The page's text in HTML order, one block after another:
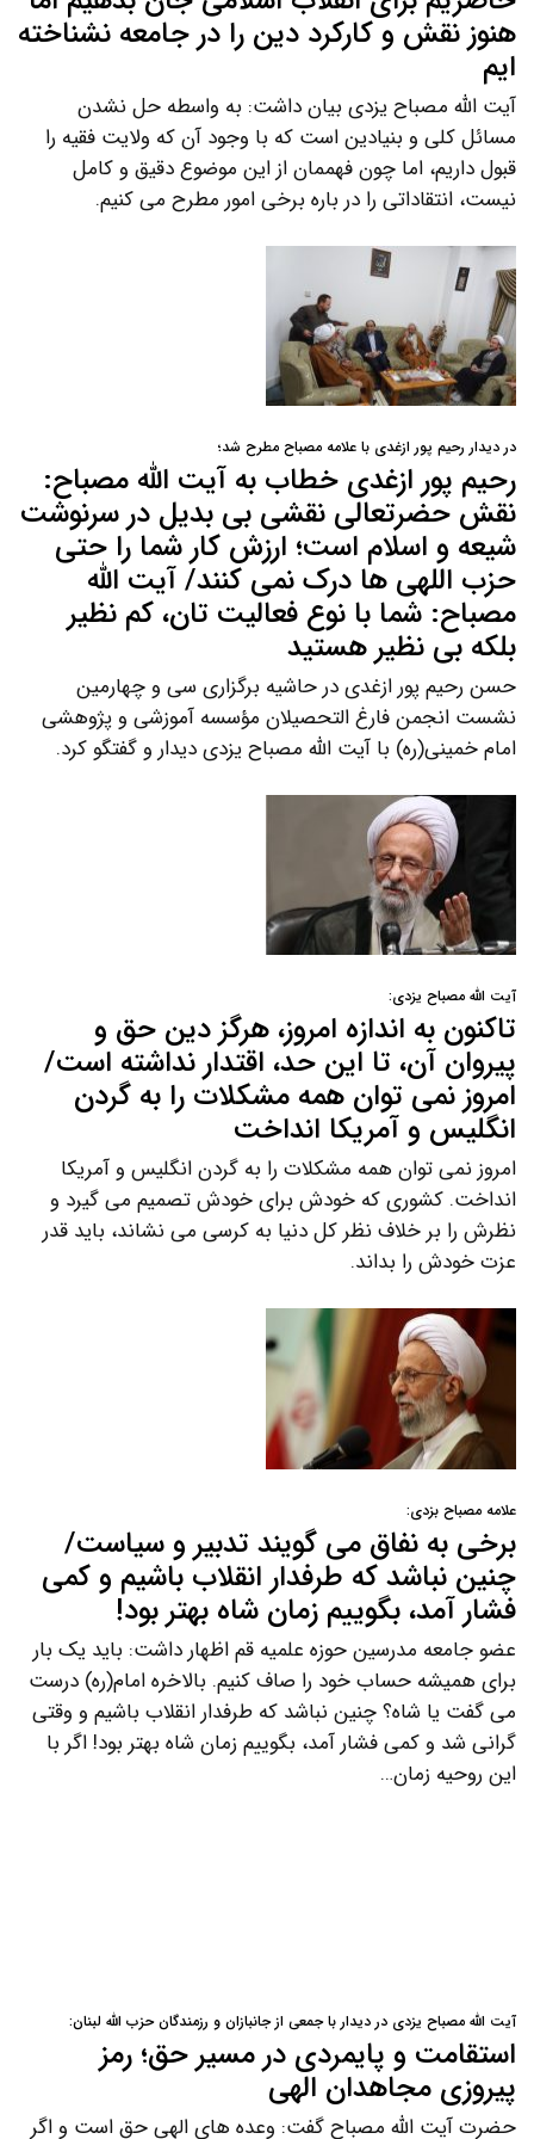
هنوز نقش و کارکرد دین را در جامعه نشناخته
ایم
آیت الله مصباح یزدی بیان داشت: به واسطه حل نشدن
مسائل کلی و بنیادین است که با وجود آن که ولایت فقیه را
قبول داریم، اما چون فهممان از این موضوع دقیق و کامل
نیست، انتقاداتی را در باره برخی امور مطرح می کنیم.
در دیدار رحیم پور ازغدی با علامه مصباح مطرح شد؛
رحیم پور ازغدی خطاب به آیت الله مصباح:
نقش حضرتعالی نقشی بی بدیل در سرنوشت
شیعه و اسلام است؛ ارزش کار شما را حتی
حزب اللهی ها درک نمی کنند/ آیت الله
مصباح: شما با نوع فعالیت تان، کم نظیر
بلکه بی نظیر هستید
حسن رحیم پور ازغدی در حاشیه برگزاری سی و چهارمین
نشست انجمن فارغ التحصیلان مؤسسه آموزشی و پژوهشی
امام خمینی(ره) با آیت الله مصباح یزدی دیدار و گفتگو کرد.
آیت الله مصباح یزدی:
تاکنون به اندازه امروز، هرگز دین حق و
پیروان آن، تا این حد، اقتدار نداشته است/
امروز نمی توان همه مشکلات را به گردن
انگلیس و آمریکا انداخت
امروز نمی توان همه مشکلات را به گردن انگلیس و آمریکا
انداخت. کشوری که خودش برای خودش تصمیم می گیرد و
نظرش را بر خلاف نظر کل دنیا به کرسی می نشاند، باید قدر
عزت خودش را بداند.
علامه مصباح بزدی:
برخی به نفاق می گویند تدبیر و سیاست/
چنین نباشد که طرفدار انقلاب باشیم و کمی
فشار آمد، بگوییم زمان شاه بهتر بود!
عضو جامعه مدرسین حوزه علمیه قم اظهار داشت: باید یک بار
برای همیشه حساب خود را صاف کنیم. بالاخره امام(ره) درست
می گفت یا شاه؟ چنین نباشد که طرفدار انقلاب باشیم و وقتی
گرانی شد و کمی فشار آمد، بگوییم زمان شاه بهتر بود! اگر با
این روحیه زمان…
آیت الله مصباح یزدی در دیدار با جمعی از جانبازان و رزمندگان حزب الله لبنان:
استقامت و پایمردی در مسیر حق؛ رمز
پیروزی مجاهدان الهی
حضرت آیت الله مصباح گفت: وعده های الهی حق است و اگر